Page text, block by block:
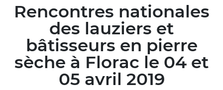
Rencontres nationales
des lauziers et
bâtisseurs en pierre
sèche à Florac le 04 et
05 avril 2019